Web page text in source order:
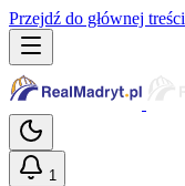
Przejdź do głównej treści
1